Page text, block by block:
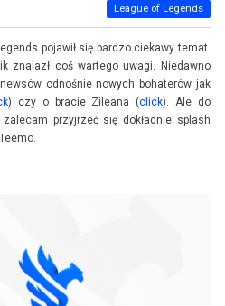
League of Legends
pojawił się bardzo ciekawy temat.
znalazł coś wartego uwagi. Niedawno
odnośnie nowych bohaterów jak
) czy o bracie Zileana (click). Ale do
przyjrzeć się dokładnie splash